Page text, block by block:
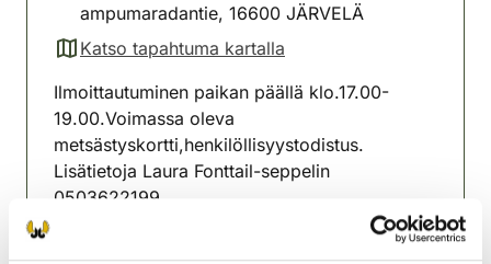
ampumaradantie, 16600 JÄRVELÄ
Katso tapahtuma kartalla
(avautuu uuteen välilehteen)
Ilmoittautuminen paikan päällä klo.17.00-
19.00.Voimassa oleva
metsästyskortti,henkilöllisyystodistus.
Lisätietoja Laura Fonttail-seppelin
0503622199